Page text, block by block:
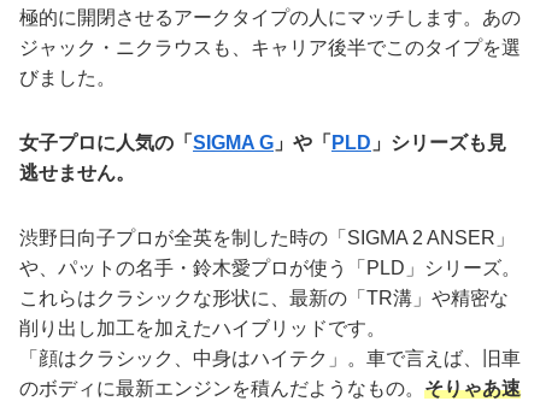
極的に開閉させるアークタイプの人にマッチします。あの
ジャック・ニクラウスも、キャリア後半でこのタイプを選
びました。
女子プロに人気の「 SIGMA G 」や「 PLD 」シリーズも見
逃せません。
渋野日向子プロが全英を制した時の「SIGMA 2 ANSER」
や、パットの名手・鈴木愛プロが使う「PLD」シリーズ。
これらはクラシックな形状に、最新の「TR溝」や精密な
削り出し加工を加えたハイブリッドです。
「顔はクラシック、中身はハイテク」。車で言えば、旧車
のボディに最新エンジンを積んだようなもの。 そりゃあ速